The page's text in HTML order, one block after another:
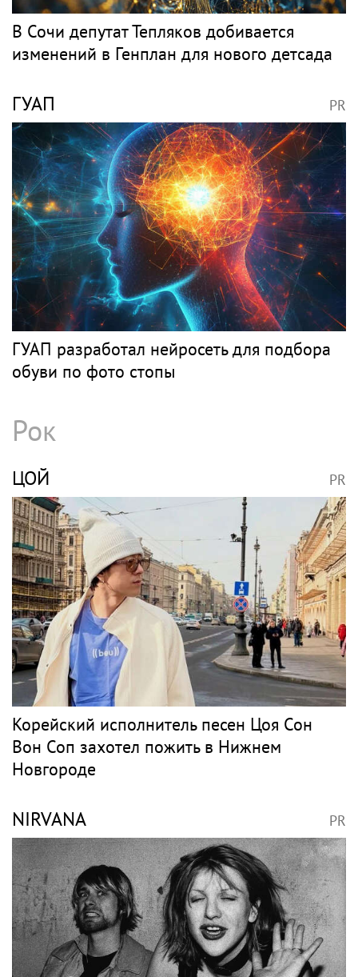
В Сочи депутат Тепляков добивается
изменений в Генплан для нового детсада
ГУАП PR
ГУАП разработал нейросеть для подбора
обуви по фото стопы
Рок
ЦОЙ PR
Корейский исполнитель песен Цоя Сон
Вон Соп захотел пожить в Нижнем
Новгороде
NIRVANA PR